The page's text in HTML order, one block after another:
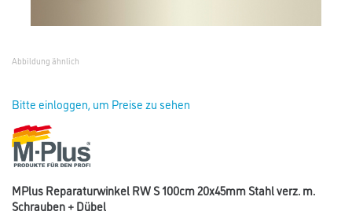
Abbildung ähnlich
Bitte einloggen, um Preise zu sehen
MPlus Reparaturwinkel RW S 100cm 20x45mm Stahl verz. m.
Schrauben + Dübel